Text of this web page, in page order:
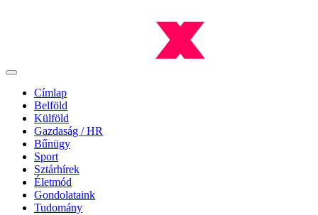
Címlap
Belföld
Külföld
Gazdaság / HR
Bűnügy
Sport
Sztárhírek
Életmód
Gondolataink
Tudomány